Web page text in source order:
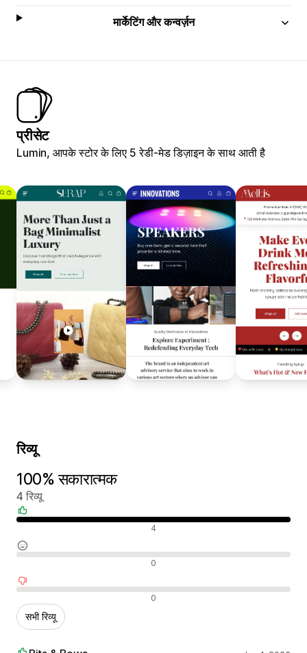
मार्केटिंग और कन्वर्ज़न
प्रीसेट
Lumin, आपके स्टोर के लिए 5 रेडी-मेड डिज़ाइन के साथ आती है
रिव्यू
100% सकारात्मक
4 रिव्यू
4
0
0
सभी रिव्यू